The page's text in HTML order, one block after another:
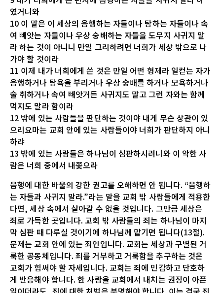
였거니와
10 이 말은 이 세상의 음행하는 자들이나 탐하는 자들이나 속
여 빼앗는 자들이나 우상 숭배하는 자들을 도무지 사귀지 말
라 하는 것이 아니니 만일 그리하려면 너희가 세상 밖으로 나
가야 할 것이라
11 이제 내가 너희에게 쓴 것은 만일 어떤 형제라 일컫는 자가
음행하거나 탐욕을 부리거나 우상 숭배를 하거나 모욕하거나
술 취하거나 속여 빼앗거든 사귀지도 말고 그런 자와는 함께
먹지도 말라 함이라
12 밖에 있는 사람들을 판단하는 것이야 내게 무슨 상관이 있
으리요마는 교회 안에 있는 사람들이야 너희가 판단하지 아니
하랴
13 밖에 있는 사람들은 하나님이 심판하시려니와 이 악한 사
람은 너희 중에서 내쫓으라
음행에 대한 바울의 강한 권고를 오해하면 안 됩니다. “음행하
는 자들과 사귀지 말라.”라는 말을 교회 밖 사람들에게 적용한
다면, 세상 속에서 살아갈 수 없을 것입니다. 그만큼 세상은
죄로 가득한 곳입니다. 교회 밖 사람들의 죄는 하나님이 마지
막 심판 때 다루실 것이기에 하나님께 맡기면 됩니다(13절).
문제는 교회 안에 있는 죄인입니다. 교회는 세상과 구별된 거
룩한 공동체입니다. 죄를 거부하고 거룩함을 추구하는 것은
교회가 힘써야 할 자세입니다. 교회는 죄에 민감하고 단호하
게 반응해야 합니다. 한 사람을 교회에서 내치는 권징이 아픈